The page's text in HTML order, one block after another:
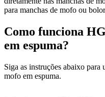
para manchas de mofo ou
Como funciona
em espuma?
Siga as instruções abaixo
mofo em espuma.